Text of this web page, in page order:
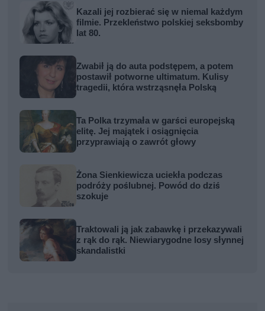
Kazali jej rozbierać się w niemal każdym
filmie. Przekleństwo polskiej seksbomby
lat 80.
Zwabił ją do auta podstępem, a potem
postawił potworne ultimatum. Kulisy
tragedii, która wstrząsnęła Polską
Ta Polka trzymała w garści europejską
elitę. Jej majątek i osiągnięcia
przyprawiają o zawrót głowy
Żona Sienkiewicza uciekła podczas
podróży poślubnej. Powód do dziś
szokuje
Traktowali ją jak zabawkę i przekazywali
z rąk do rąk. Niewiarygodne losy słynnej
skandalistki